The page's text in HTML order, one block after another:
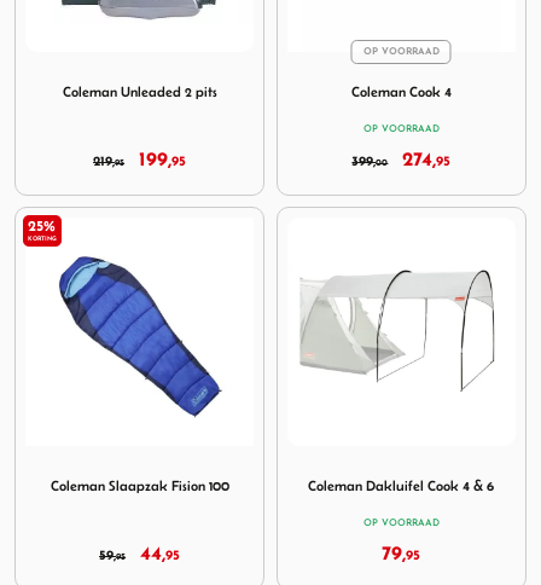
Coleman Unleaded 2 pits
219,95 199,95
Image Coleman Cook 4
OP VOORRAAD
Coleman Cook 4
OP VOORRAAD
399,00 274,95
25%
KORTING
Coleman Slaapzak Fision 100
59,95 44,95
Coleman Dakluifel Cook 4 & 6
OP VOORRAAD
79,95